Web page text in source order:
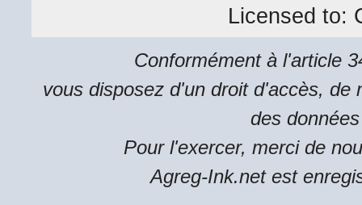
Licensed to:
Conformément à l'article
vous disposez d'un droit d'accès, de
des
Pour l'exercer, merci de
Agreg-Ink.net est